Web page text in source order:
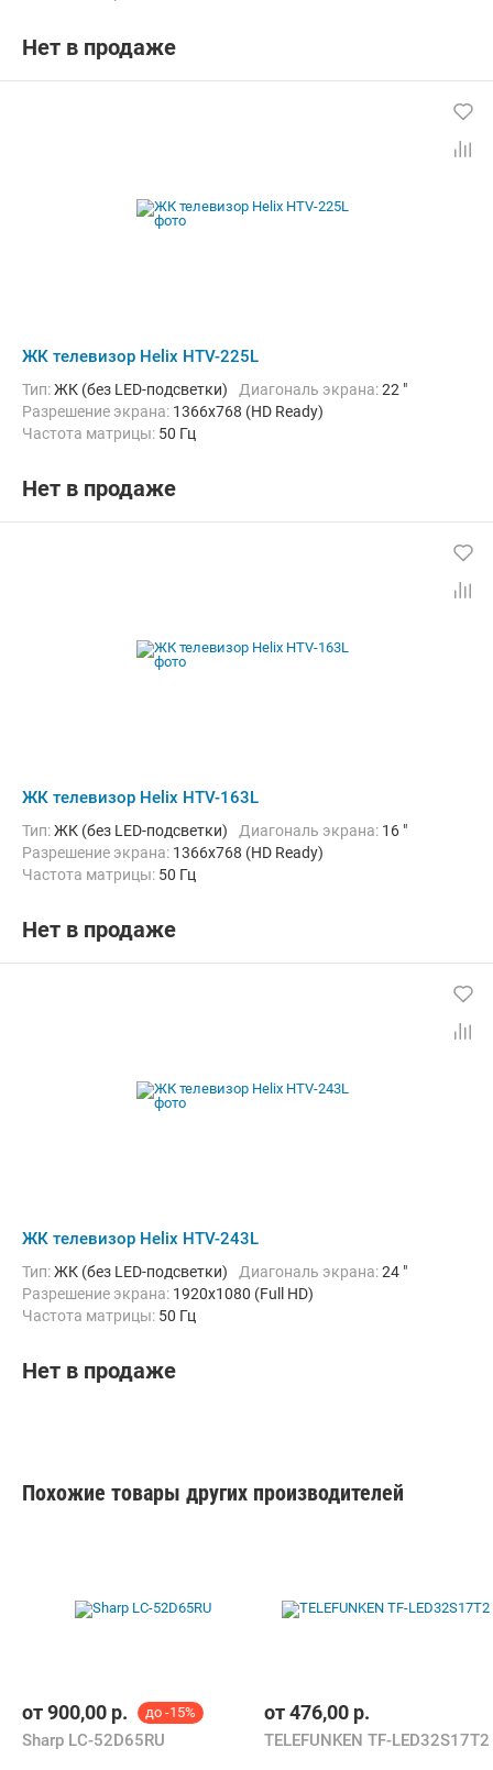
Нет в продаже
ЖК телевизор Helix HTV-225L
Тип:ЖК (без LED-подсветки) Диагональ экрана:22 "
Разрешение экрана: 1366x768 (HD Ready)
Частота матрицы: 50 Гц
Нет в продаже
ЖК телевизор Helix HTV-163L
Тип:ЖК (без LED-подсветки) Диагональ экрана: 16 "
Разрешение экрана: 1366x768 (HD Ready)
Частота матрицы: 50 Гц
Нет в продаже
ЖК телевизор Helix HTV-243L
Тип:ЖК (без LED-подсветки) Диагональ экрана:24 "
Разрешение экрана: 1920x1080 (Full HD)
Частота матрицы: 50 Гц
Нет в продаже
Похожие товары других производителей
от900,00 р. до -15%
Sharp LC-52D65RU
от476,00 р.
TELEFUNKEN TF-LED32S17T2